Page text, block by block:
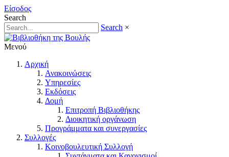
Είσοδος
Search
Search ×
Μενού
Αρχική
Ανακοινώσεις
Υπηρεσίες
Εκδόσεις
Δομή
Επιτροπή Βιβλιοθήκης
Διοικητική οργάνωση
Προγράμματα και συνεργασίες
Συλλογές
Κοινοβουλευτική Συλλογή